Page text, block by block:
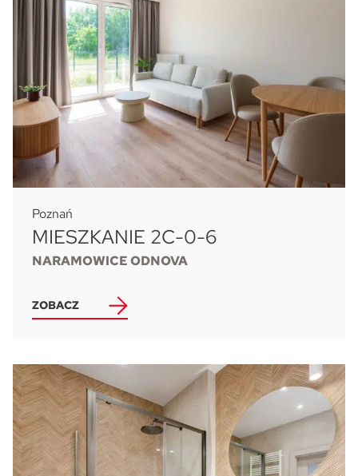
Poznań
MIESZKANIE 2C-0-6
NARAMOWICE ODNOVA
ZOBACZ